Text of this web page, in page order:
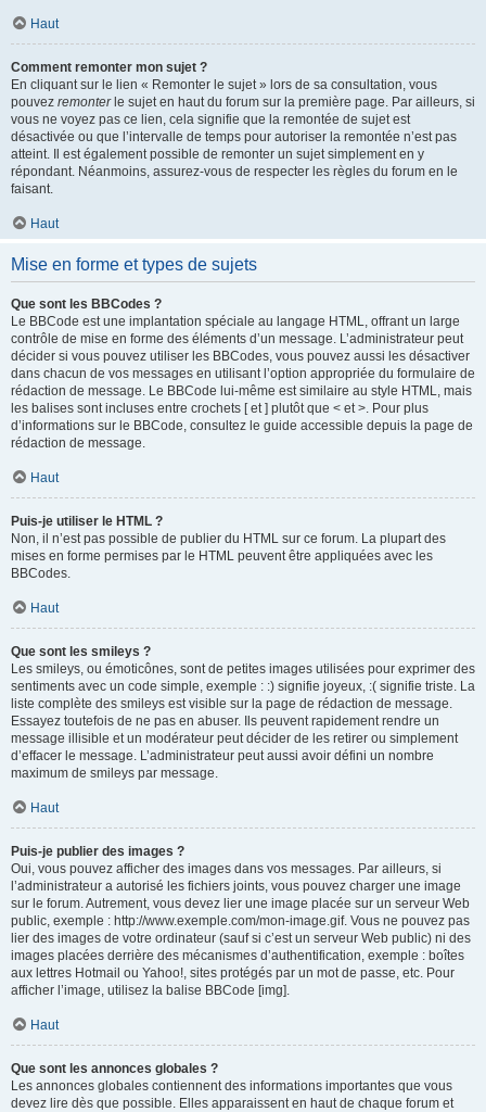
Haut
Comment remonter mon sujet ?
En cliquant sur le lien « Remonter le sujet » lors de sa consultation, vous
pouvez remonterle sujet en haut du forum sur la première page. Par ailleurs, si
vous ne voyez pas ce lien, cela signifie que la remontée de sujet est
désactivée ou que l’intervalle de temps pour autoriser la remontée n’est pas
atteint. Il est également possible de remonter un sujet simplement en y
répondant. Néanmoins, assurez-vous de respecter les règles du forum en le
faisant.
Haut
Mise en forme et types de sujets
Que sont les BBCodes ?
Le BBCode est une implantation spéciale au langage HTML, offrant un large
contrôle de mise en forme des éléments d’un message. L’administrateur peut
décider si vous pouvez utiliser les BBCodes, vous pouvez aussi les désactiver
dans chacun de vos messages en utilisant l’option appropriée du formulaire de
rédaction de message. Le BBCode lui-même est similaire au style HTML, mais
les balises sont incluses entre crochets [ et ] plutôt que < et >. Pour plus
d’informations sur le BBCode, consultez le guide accessible depuis la page de
rédaction de message.
Haut
Puis-je utiliser le HTML ?
Non, il n’est pas possible de publier du HTML sur ce forum. La plupart des
mises en forme permises par le HTML peuvent être appliquées avec les
BBCodes.
Haut
Que sont les smileys ?
Les smileys, ou émoticônes, sont de petites images utilisées pour exprimer des
sentiments avec un code simple, exemple : :) signifie joyeux, :( signifie triste. La
liste complète des smileys est visible sur la page de rédaction de message.
Essayez toutefois de ne pas en abuser. Ils peuvent rapidement rendre un
message illisible et un modérateur peut décider de les retirer ou simplement
d’effacer le message. L’administrateur peut aussi avoir défini un nombre
maximum de smileys par message.
Haut
Puis-je publier des images ?
Oui, vous pouvez afficher des images dans vos messages. Par ailleurs, si
l’administrateur a autorisé les fichiers joints, vous pouvez charger une image
sur le forum. Autrement, vous devez lier une image placée sur un serveur Web
public, exemple : http://www.exemple.com/mon-image.gif. Vous ne pouvez pas
lier des images de votre ordinateur (sauf si c’est un serveur Web public) ni des
images placées derrière des mécanismes d’authentification, exemple : boîtes
aux lettres Hotmail ou Yahoo!, sites protégés par un mot de passe, etc. Pour
afficher l’image, utilisez la balise BBCode [img].
Haut
Que sont les annonces globales ?
Les annonces globales contiennent des informations importantes que vous
devez lire dès que possible. Elles apparaissent en haut de chaque forum et